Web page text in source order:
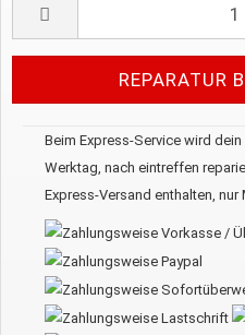
Beim Express-Service wird
Werktag, nach eintreffen
Express-Versand enthalten, nur